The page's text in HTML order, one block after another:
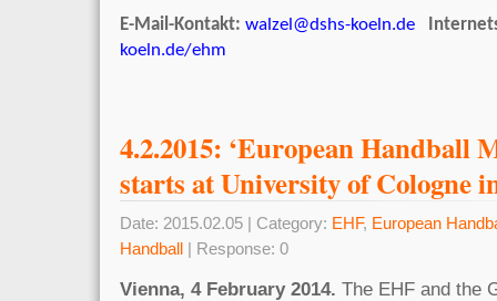
E-Mail-Kontakt: walzel@dshs-koeln.de
koeln.de/ehm
4.2.2015: ‘European Handball
starts at University of Cologne
Date: 2015.02.05 | Category: EHF, European
Handball
| Response: 0
Vienna, 4 February 2014. The EHF and the